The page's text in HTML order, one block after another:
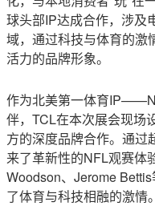
球头部IP达成合作，涉及
域，通过科技与体育的激
活力的品牌形象。
作为北美第一体育
伴，TCL在本次展会现场
方的深度品牌合作。通过
来了革新性的NFL观赛体
Woodson、Jerome
了体育与科技相融的激情。